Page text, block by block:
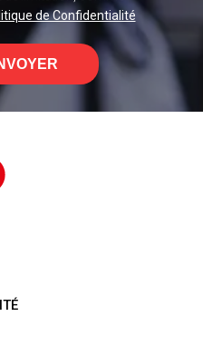
de Confidentialité